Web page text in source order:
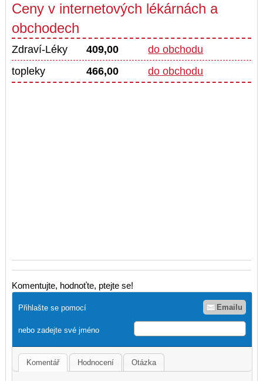
Ceny v internetových lékárnách a
obchodech
Zdraví-Léky 409,00
do obchodu
topleky
466,00 do obchodu
Komentujte, hodnoťte, ptejte se!
Přihlašte se pomocí Emailu
nebo zadejte své jméno
Komentář Hodnocení Otázka